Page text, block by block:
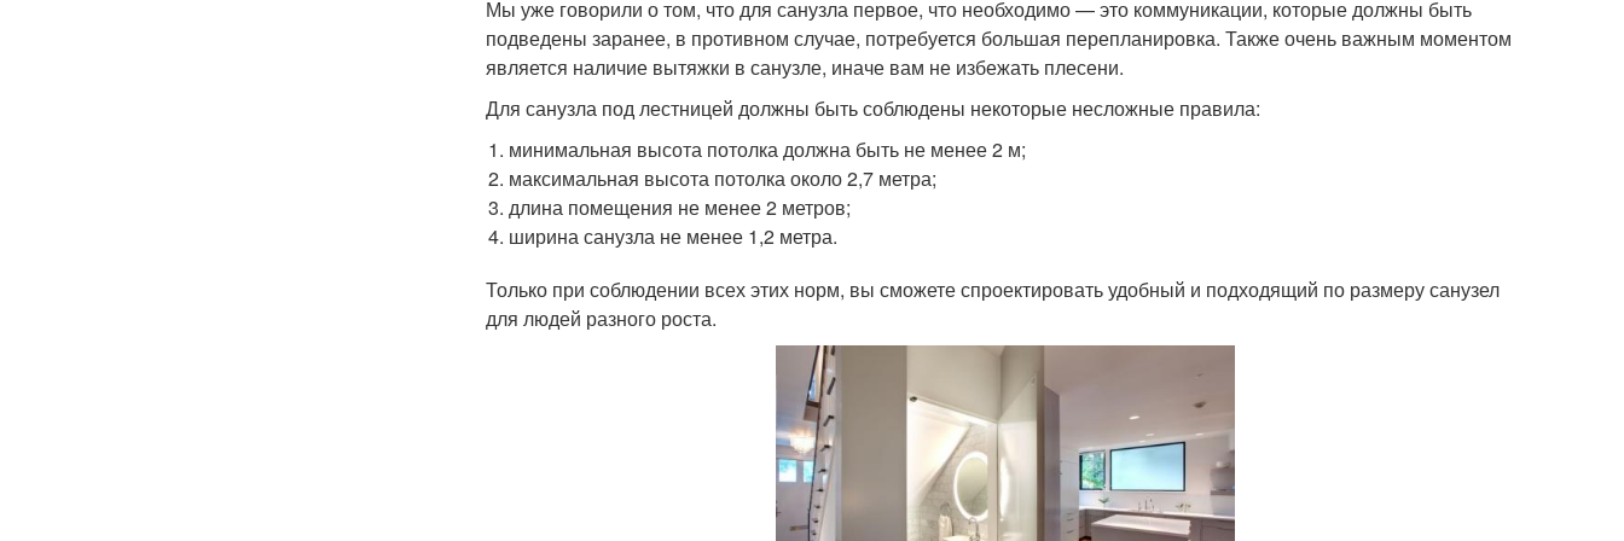
Мы уже говорили о том, что для санузла первое, что необходимо — это коммуникации, которые должны быть
подведены заранее, в противном случае, потребуется большая перепланировка. Также очень важным моментом
является наличие вытяжки в санузле, иначе вам не избежать плесени.
Для санузла под лестницей должны быть соблюдены некоторые несложные правила:
минимальная высота потолка должна быть не менее 2 м;
максимальная высота потолка около 2,7 метра;
длина помещения не менее 2 метров;
ширина санузла не менее 1,2 метра.
Только при соблюдении всех этих норм, вы сможете спроектировать удобный и подходящий по размеру санузел
для людей разного роста.